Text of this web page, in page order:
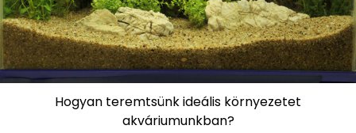
Hogyan teremtsünk ideális környezetet
akváriumunkban?